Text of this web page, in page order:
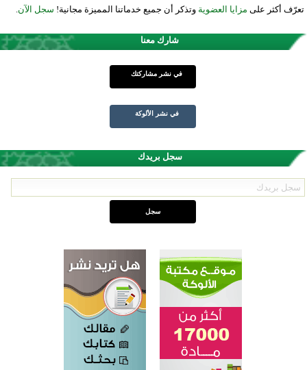
تعرّف أكثر على مزايا العضوية وتذكر أن جميع خدماتنا المميزة مجانية! سجل الآن
شارك معنا
في نشر مشاركتك
في نشر الألوكة
سجل بريدك